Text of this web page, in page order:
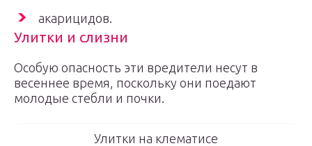
акарицидов.
Улитки и слизни
Особую опасность эти вредители несут в
весеннее время, поскольку они поедают
молодые стебли и почки.
Улитки на клематисе